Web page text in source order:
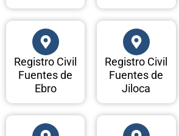
Registro Civil
Fuentes de
Ebro
Registro Civil
Fuentes de
Jiloca